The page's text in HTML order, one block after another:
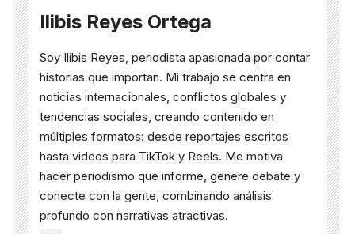
Ilibis Reyes Ortega
Soy Ilibis Reyes, periodista apasionada por contar
historias que importan. Mi trabajo se centra en
noticias internacionales, conflictos globales y
tendencias sociales, creando contenido en
múltiples formatos: desde reportajes escritos
hasta videos para TikTok y Reels. Me motiva
hacer periodismo que informe, genere debate y
conecte con la gente, combinando análisis
profundo con narrativas atractivas.